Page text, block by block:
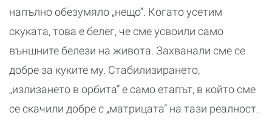
напълно обезумяло „нещо”. Когато усетим
скуката, това е белег, че сме усвоили само
външните белези на живота. Захванали сме се
добре за куките му. Стабилизирането,
„излизането в орбита” е само етапът, в който сме
се скачили добре с „матрицата” на тази реалност.